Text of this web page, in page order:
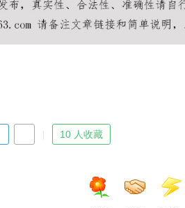
10 人收藏